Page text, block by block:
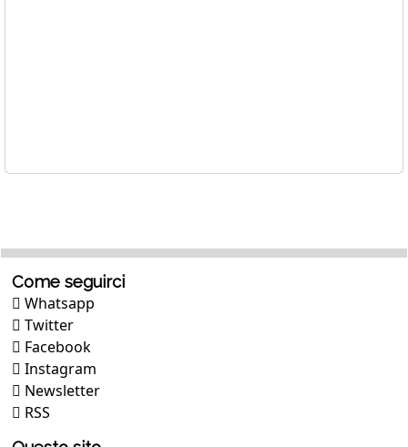
Come seguirci
Whatsapp
Twitter
Facebook
Instagram
Newsletter
RSS